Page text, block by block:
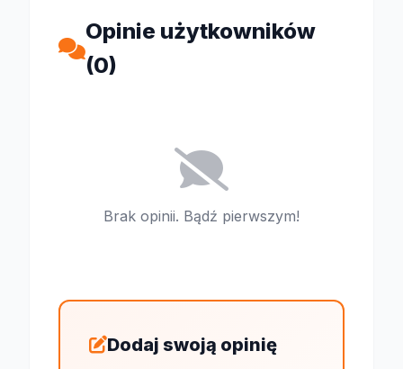
Opinie użytkowników
(0)
Brak opinii. Bądź pierwszym!
Dodaj swoją opinię